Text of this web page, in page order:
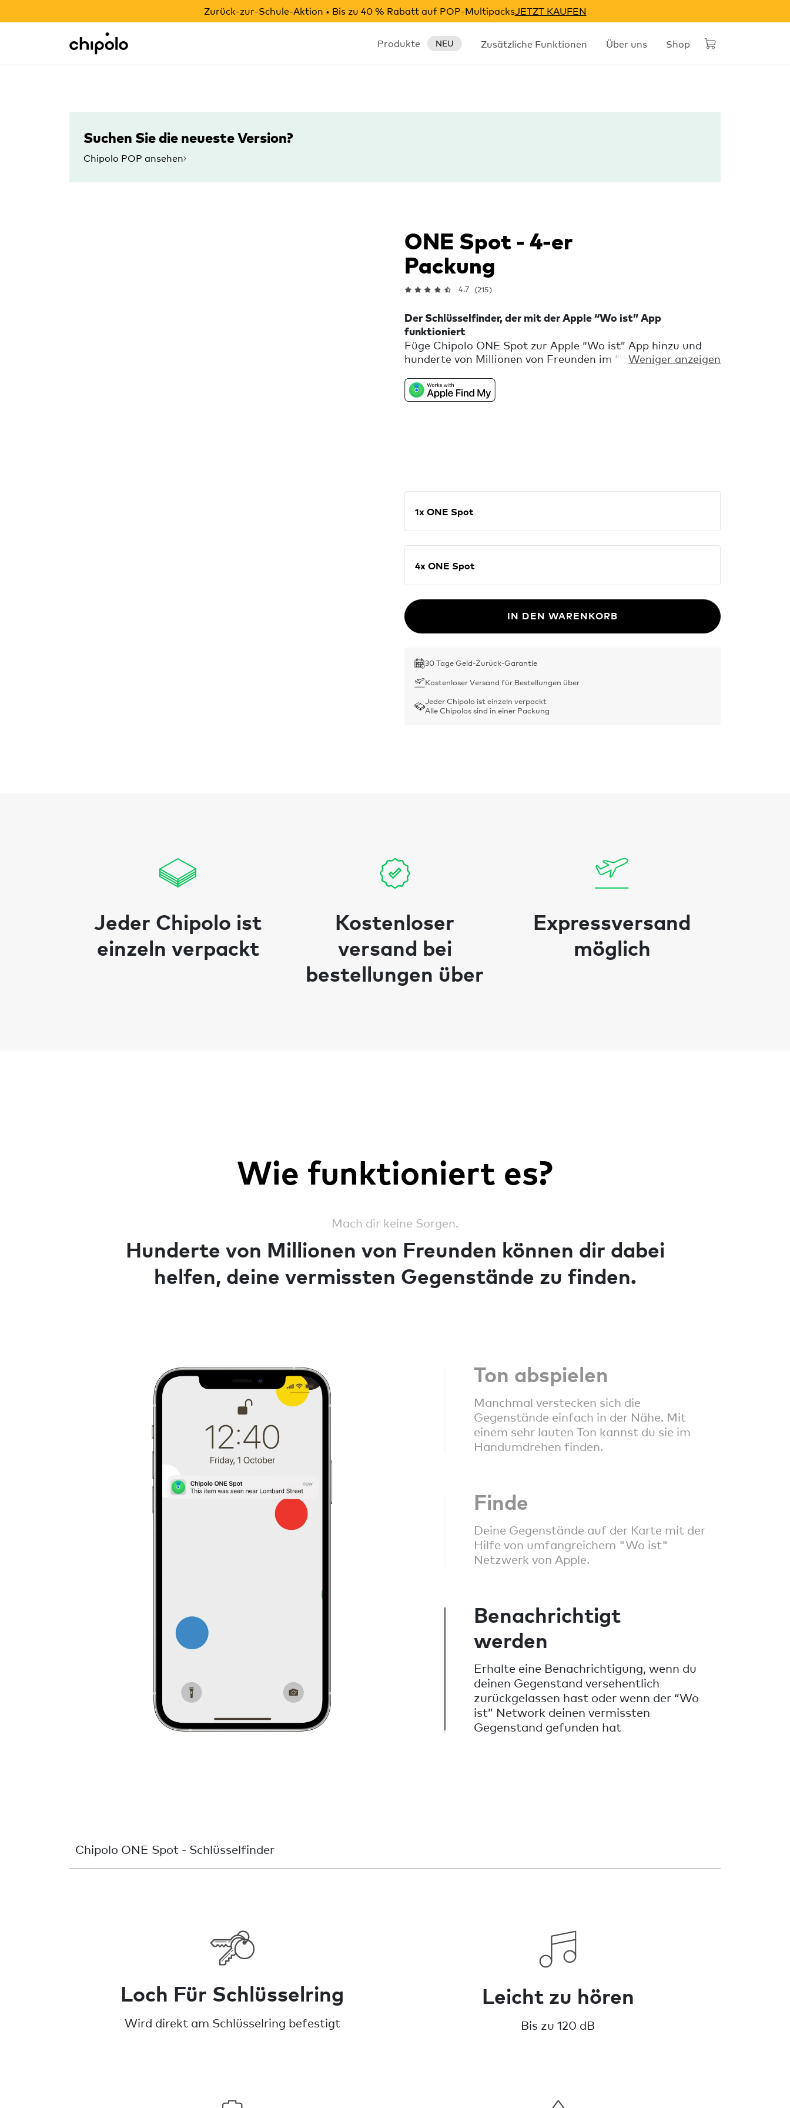
Zurück-zur-Schule-Aktion • Bis zu 40 % Rabatt auf POP-MultipacksJETZT KAUFEN
Chipolo - Home page Produkte NEU Zusätzliche Funktionen Über uns Shop
Integrationen
Suchen Sie die neueste Version?
Chipolo POP ansehen
ONE Spot - 4-er
Packung
4.7 (215)
Der Schlüsselfinder, der mit der Apple “Wo ist” App
funktioniert
Füge Chipolo ONE Spot zur Apple “Wo ist” App hinzu und
hunderte von Millionen von Freunden im “Wo ist” Netzwerk
Schlüssel in der Nähe versteckt sind, ertönt ein sehr lauter
Ton, um sie zu finden. Du erhältst eine Benachrichtigung,
Weniger anzeigen
1x ONE Spot
4x ONE Spot
IN DEN WARENKORB
30 Tage Geld-Zurück-Garantie
Kostenloser Versand für Bestellungen über
Jeder Chipolo ist einzeln verpackt
Alle Chipolos sind in einer Packung
Jeder Chipolo ist
einzeln verpackt
Kostenloser
versand bei
bestellungen über
Expressversand
möglich
Wie funktioniert es?
Mach dir keine Sorgen.
Hunderte von Millionen von Freunden können dir dabei
helfen, deine vermissten Gegenstände zu finden.
Ton abspielen
Manchmal verstecken sich die
Gegenstände einfach in der Nähe. Mit
einem sehr lauten Ton kannst du sie im
Handumdrehen finden.
Finde
Deine Gegenstände auf der Karte mit der
Hilfe von umfangreichem "Wo ist"
Netzwerk von Apple.
Benachrichtigt
werden
Erhalte eine Benachrichtigung, wenn du
deinen Gegenstand versehentlich
zurückgelassen hast oder wenn der “Wo
ist” Network deinen vermissten
Gegenstand gefunden hat
Chipolo ONE Spot - Schlüsselfinder
Loch Für Schlüsselring
Wird direkt am Schlüsselring befestigt
Leicht zu hören
Bis zu 120 dB